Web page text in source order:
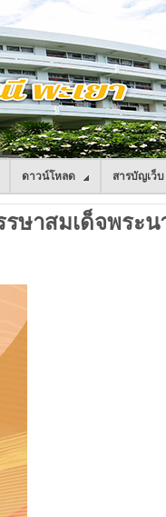
ดาวน์โหลด สารบัญเว็บ
ษาสมเด็จพระน